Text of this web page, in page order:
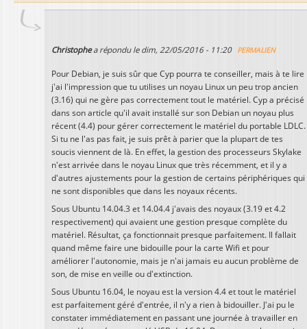
Christophea répondu le dim, 22/05/2016 - 11:20 PERMALIEN
Pour Debian, je suis sûr que Cyp pourra te conseiller, mais à te lire
j'ai l'impression que tu utilises un noyau Linux un peu trop ancien
(3.16) qui ne gère pas correctement tout le matériel. Cyp a précisé
dans son article qu'il avait installé sur son Debian un noyau plus
récent (4.4) pour gérer correctement le matériel du portable LDLC.
Si tu ne l'as pas fait, je suis prêt à parier que la plupart de tes
soucis viennent de là. En effet, la gestion des processeurs Skylake
n'est arrivée dans le noyau Linux que très récemment, et il y a
d'autres ajustements pour la gestion de certains périphériques qui
ne sont disponibles que dans les noyaux récents.
Sous Ubuntu 14.04.3 et 14.04.4 j'avais des noyaux (3.19 et 4.2
respectivement) qui avaient une gestion presque complète du
matériel. Résultat, ça fonctionnait presque parfaitement. Il fallait
quand même faire une bidouille pour la carte Wifi et pour
améliorer l'autonomie, mais je n'ai jamais eu aucun problème de
son, de mise en veille ou d'extinction.
Sous Ubuntu 16.04, le noyau est la version 4.4 et tout le matériel
est parfaitement géré d'entrée, il n'y a rien à bidouiller. J'ai pu le
constater immédiatement en passant une journée à travailler en